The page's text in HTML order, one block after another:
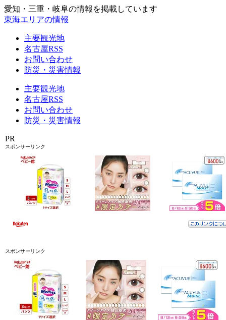
愛知・三重・岐阜の情報を掲載しています
東海エリアの情報
主要観光地
名古屋RSS
お問い合わせ
防災・災害情報
主要観光地
名古屋RSS
お問い合わせ
防災・災害情報
PR
スポンサーリンク
スポンサーリンク